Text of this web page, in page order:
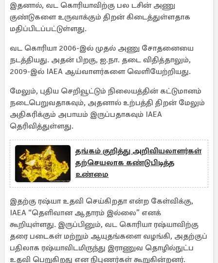
இதனால், வட கொரியாவிற்கு பல டசின் அணு
குண்டுகளை உருவாக்கும் திறன் கிடைத்துள்ளதாக
மதிப்பிடப்பட்டுள்ளது.
வட கொரியா 2006-இல் முதல் அணு சோதனையை
நடத்தியது. அதன் பிறகு, ஐ.நா. தடை விதித்தாலும்,
2009-இல் IAEA ஆய்வாளர்களை வெளியேற்றியது.
மேலும், புதிய செறிவூட்டும் நிலையத்தின் கட்டுமானம்
நடைபெறுவதாகவும், அதனால் உற்பத்தி திறன் மேலும்
அதிகரிக்கும் அபாயம் இருப்பதாகவும் IAEA
தெரிவித்துள்ளது.
தங்கம் குறித்து அறிவியலாளர்கள்
தற்செயலாக கண்டுபிடித்த
உண்மை
இதற்கு ரஷ்யா உதவி செய்கிறதா என்ற கேள்விக்கு,
IAEA “தெளிவான ஆதாரம் இல்லை” எனக்
கூறியுள்ளது. இருப்பினும், வட கொரியா ரஷ்யாவிற்கு
தரை படைகள் மற்றும் ஆயுதங்களை வழங்கி, அதற்குப்
பதிலாக ரஷ்யாவிடமிருந்து இராணுவ தொழில்நுட்ப
உதவி பெறுகிறது என நிபுணர்கள் கூறுகின்றனர்.